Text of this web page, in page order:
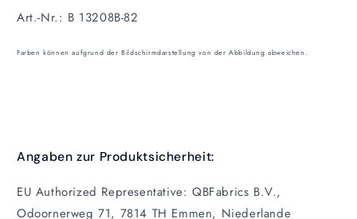
Art.-Nr.: B 13208B-82
Farben können aufgrund der Bildschirmdarstellung von der Abbildung abweichen.
Angaben zur Produktsicherheit:
EU Authorized Representative: QBFabrics B.V.,
Odoornerweg 71, 7814 TH Emmen, Niederlande